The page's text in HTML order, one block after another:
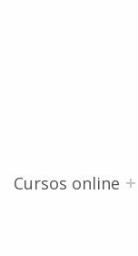
Cursos online